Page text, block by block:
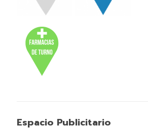
Espacio Publicitario